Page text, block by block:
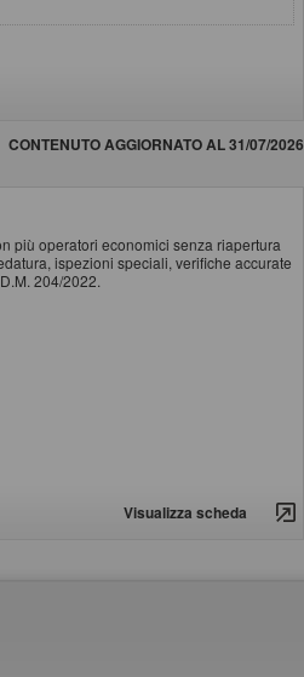
CONTENUTO AGGIORNATO AL 31/07/2026
più operatori economici senza riapertura
ispezioni speciali, verifiche accurate
204/2022.
Visualizza scheda